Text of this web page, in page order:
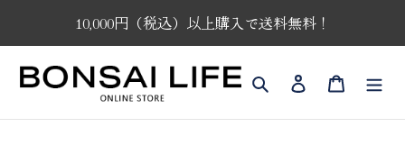
テ
ス
10,000円（税込）以上購入で送料無料！
ログイン カート